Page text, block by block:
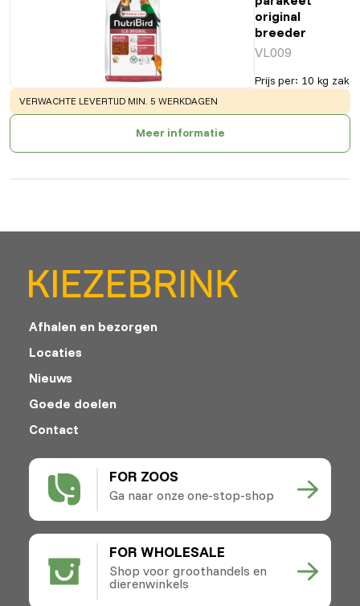
original
breeder
VL009
Prijs per: 10 kg zak
WARNING:
VERWACHTE LEVERTIJD MIN. 5 WERKDAGEN
Meer informatie
FOR ZOOS
Ga naar onze one-stop-shop
FOR WHOLESALE
Shop voor groothandels en
dierenwinkels
Afhalen en bezorgen
Locaties
Nieuws
Goede doelen
Contact